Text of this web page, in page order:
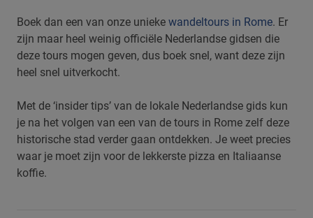
Boek dan een van onze unieke wandeltours in Rome. Er
zijn maar heel weinig officiële Nederlandse gidsen die
deze tours mogen geven, dus boek snel, want deze zijn
heel snel uitverkocht.
Met de ‘insider tips’ van de lokale Nederlandse gids kun
je na het volgen van een van de tours in Rome zelf deze
historische stad verder gaan ontdekken. Je weet precies
waar je moet zijn voor de lekkerste pizza en Italiaanse
koffie.